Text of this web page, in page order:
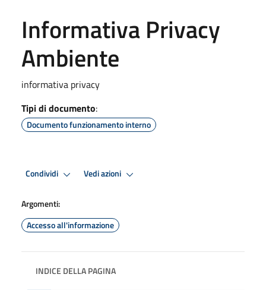
Informativa Privacy
Ambiente
informativa privacy
Tipi di documento:
Documento funzionamento interno
Condividi Vedi azioni
Argomenti:
Accesso all'informazione
INDICE DELLA PAGINA